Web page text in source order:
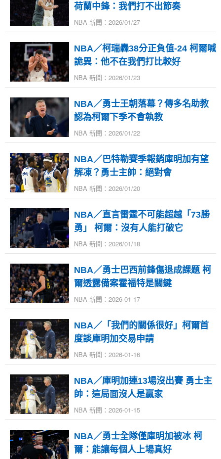
荷蘭中鋒：我們打不出節奏
NBA 新聞：2026/01/27
NBA／柯瑞轟38分正負值-24 柯爾喊
詭異：他不在我們打比較好
NBA 新聞：2026/01/23
NBA／勇士王朝落幕？傳多名助教
認為柯爾下季不會執教
NBA 新聞：2026/01/22
NBA／巴特勒賽季報銷庫明加有望
解凍？勇士主帥：絕對會
NBA 新聞：2026/01/20
NBA／直言雷霆不可能超越「73勝
勇」 柯爾：沒有人能打破它
NBA 新聞：2026/01/18
NBA／勇士巴西前鋒傷退成課題 柯
爾透露備案霍福特是關鍵
NBA 新聞：2026-01-17
NBA／「我們的關係很好」柯爾首
度談庫明加交易申請
NBA 新聞：2026-01-16
NBA／庫明加連13場沒出賽 勇士主
帥：這局面沒人是贏家
NBA 新聞：2026-01-15
NBA／勇士全隊僅庫明加被冰 柯
爾：能讓每個人上場真好